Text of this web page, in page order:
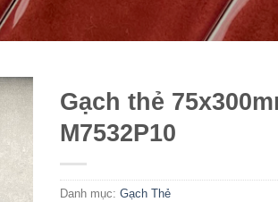
Gạch thẻ
M7532P10
Danh mục: Gạch Thẻ